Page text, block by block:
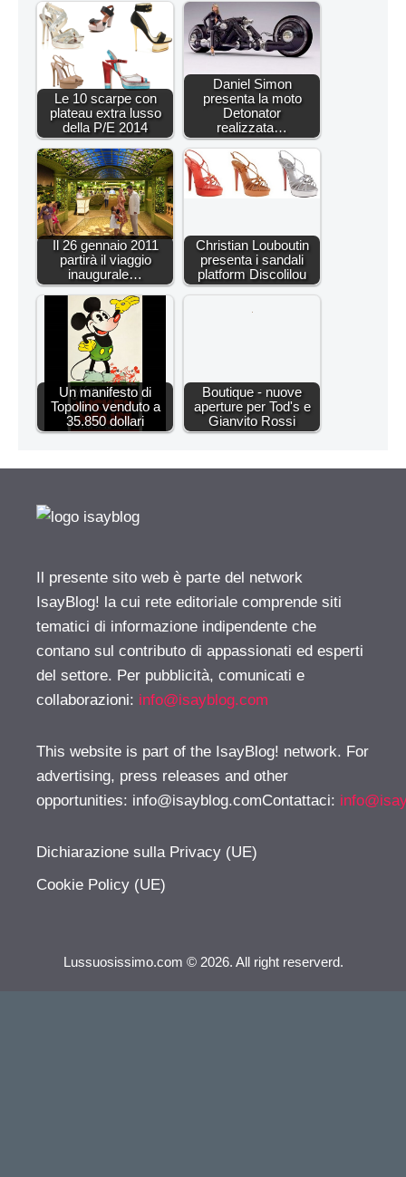
Le 10 scarpe con
plateau extra lusso
della P/E 2014
Daniel Simon
presenta la moto
Detonator
realizzata…
Il 26 gennaio 2011
partirà il viaggio
inaugurale…
Christian Louboutin
presenta i sandali
platform Discolilou
Un manifesto di
Topolino venduto a
35.850 dollari
Boutique - nuove
aperture per Tod's e
Gianvito Rossi
Il presente sito web è parte del network
IsayBlog! la cui rete editoriale comprende siti
tematici di informazione indipendente che
contano sul contributo di appassionati ed esperti
del settore. Per pubblicità, comunicati e
collaborazioni: info@isayblog.com
This website is part of the IsayBlog! network. For
advertising, press releases and other
opportunities: info@isayblog.comContattaci:
Dichiarazione sulla Privacy (UE)
Cookie Policy (UE)
Lussuosissimo.com © 2026. All right reserverd.